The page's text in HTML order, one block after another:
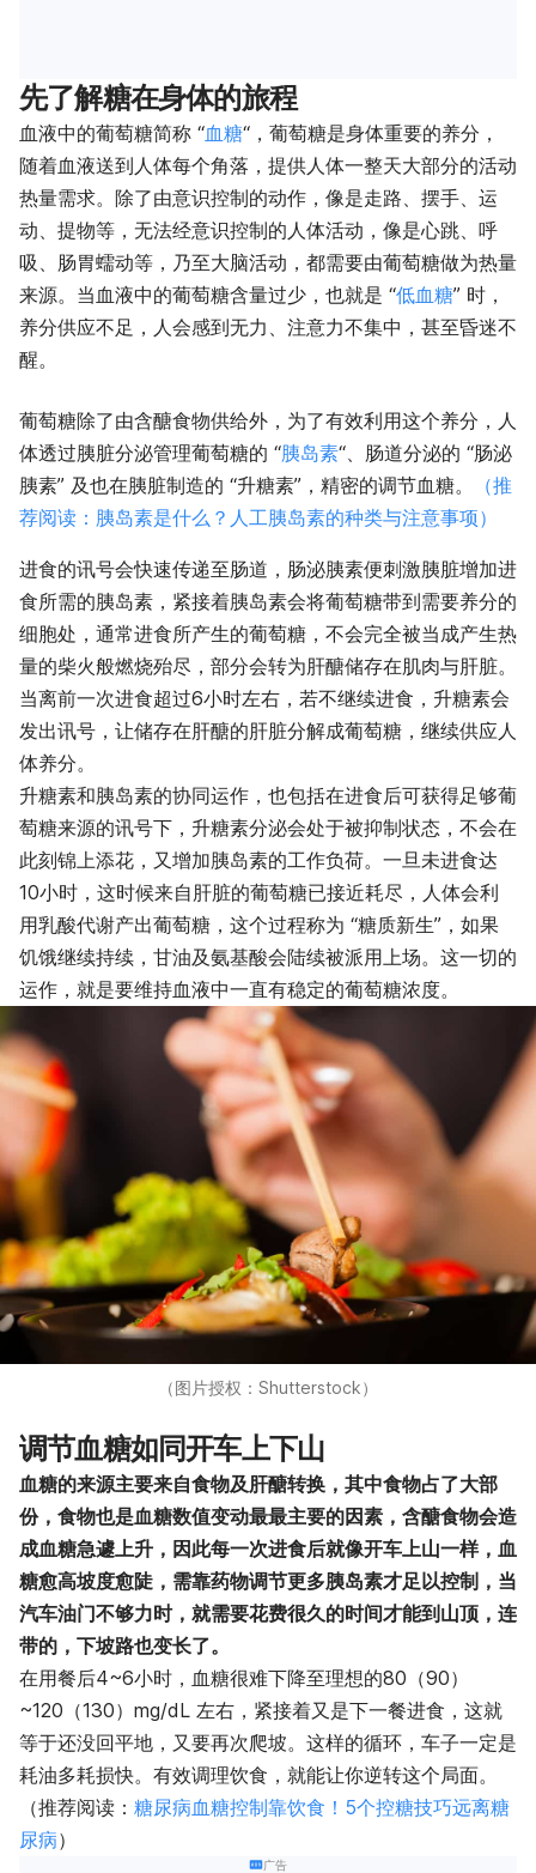
先了解糖在身体的旅程
血液中的葡萄糖简称 “血糖“，葡萄糖是身体重要的养分，
随着血液送到人体每个角落，提供人体一整天大部分的活动
热量需求。除了由意识控制的动作，像是走路、摆手、运
动、提物等，无法经意识控制的人体活动，像是心跳、呼
吸、肠胃蠕动等，乃至大脑活动，都需要由葡萄糖做为热量
来源。当血液中的葡萄糖含量过少，也就是 “低血糖” 时，
养分供应不足，人会感到无力、注意力不集中，甚至昏迷不
醒。
葡萄糖除了由含醣食物供给外，为了有效利用这个养分，人
体透过胰脏分泌管理葡萄糖的 “胰岛素“、肠道分泌的 “肠泌
胰素” 及也在胰脏制造的 “升糖素”，精密的调节血糖。
（推
荐阅读：胰岛素是什么？人工胰岛素的种类与注意事项）
进食的讯号会快速传递至肠道，肠泌胰素便刺激胰脏增加进
食所需的胰岛素，紧接着胰岛素会将葡萄糖带到需要养分的
细胞处，通常进食所产生的葡萄糖，不会完全被当成产生热
量的柴火般燃烧殆尽，部分会转为肝醣储存在肌肉与肝脏。
当离前一次进食超过6小时左右，若不继续进食，升糖素会
发出讯号，让储存在肝醣的肝脏分解成葡萄糖，继续供应人
体养分。
升糖素和胰岛素的协同运作，也包括在进食后可获得足够葡
萄糖来源的讯号下，升糖素分泌会处于被抑制状态，不会在
此刻锦上添花，又增加胰岛素的工作负荷。一旦未进食达
10小时，这时候来自肝脏的葡萄糖已接近耗尽，人体会利
用乳酸代谢产出葡萄糖，这个过程称为 “糖质新生”，如果
饥饿继续持续，甘油及氨基酸会陆续被派用上场。这一切的
运作，就是要维持血液中一直有稳定的葡萄糖浓度。
（图片授权：Shutterstock）
调节血糖如同开车上下山
血糖的来源主要来自食物及肝醣转换，其中食物占了大部
份，食物也是血糖数值变动最最主要的因素，含醣食物会造
成血糖急遽上升，因此每一次进食后就像开车上山一样，血
糖愈高坡度愈陡，需靠药物调节更多胰岛素才足以控制，当
汽车油门不够力时，就需要花费很久的时间才能到山顶，连
带的，下坡路也变长了。
在用餐后4~6小时，血糖很难下降至理想的80（90）
~120（130）mg/dL 左右，紧接着又是下一餐进食，这就
等于还没回平地，又要再次爬坡。这样的循环，车子一定是
耗油多耗损快。有效调理饮食，就能让你逆转这个局面。
（推荐阅读： 糖尿病血糖控制靠饮食！5个控糖技巧远离糖
尿病）
广告